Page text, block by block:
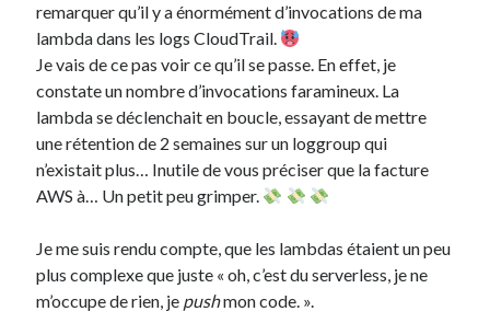
remarquer qu’il y a énormément d’invocations de ma
lambda dans les logs CloudTrail.
Je vais de ce pas voir ce qu’il se passe. En effet, je
constate un nombre d’invocations faramineux. La
lambda se déclenchait en boucle, essayant de mettre
une rétention de 2 semaines sur un loggroup qui
n’existait plus… Inutile de vous préciser que la facture
AWS à… Un petit peu grimper.
Je me suis rendu compte, que les lambdas étaient un peu
plus complexe que juste « oh, c’est du serverless, je ne
m’occupe de rien, je pushmon code. ».